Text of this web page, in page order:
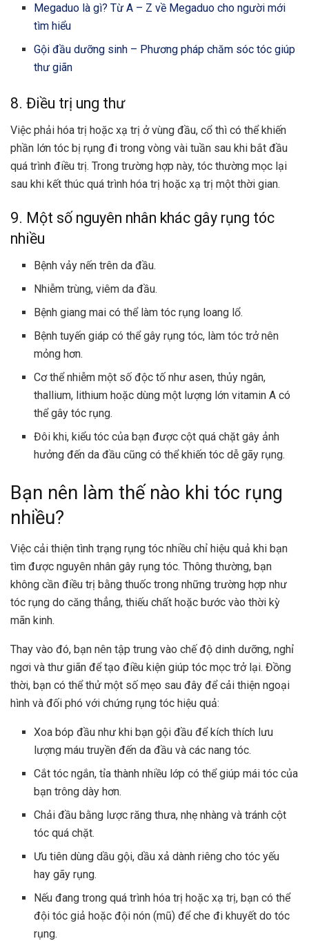
Megaduo là gì? Từ A – Z về Megaduo cho người mới
tìm hiểu
Gội đầu dưỡng sinh – Phương pháp chăm sóc tóc giúp
thư giãn
8. Điều trị ung thư
Việc phải hóa trị hoặc xạ trị ở vùng đầu, cổ thì có thể khiến
phần lớn tóc bị rụng đi trong vòng vài tuần sau khi bắt đầu
quá trình điều trị. Trong trường hợp này, tóc thường mọc lại
sau khi kết thúc quá trình hóa trị hoặc xạ trị một thời gian.
9. Một số nguyên nhân khác gây rụng tóc
nhiều
Bệnh vảy nến trên da đầu.
Nhiễm trùng, viêm da đầu.
Bệnhgiang mai có thể làm tóc rụng loang lổ.
Bệnh tuyến giáp có thể gây rụng tóc, làm tóc trở nên
mỏng hơn.
Cơ thể nhiễm một số độc tố như asen, thủy ngân,
thallium, lithium hoặc dùng một lượng lớn vitamin A có
thể gây tóc rụng.
Đôi khi, kiểu tóc của bạn được cột quá chặt gây ảnh
hưởng đến da đầu cũng có thể khiến tóc dễ gãy rụng.
Bạn nên làm thế nào khi tóc rụng
nhiều?
Việc cải thiện tình trạng rụng tóc nhiều chỉ hiệu quả khi bạn
tìm được nguyên nhân gây rụng tóc. Thông thường, bạn
không cần điều trị bằng thuốc trong những trường hợp như
tóc rụng do căng thẳng, thiếu chất hoặc bước vào thời kỳ
mãn kinh.
Thay vào đó, bạn nên tập trung vào chế độ dinh dưỡng, nghỉ
ngơi và thư giãn để tạo điều kiện giúp tóc mọc trở lại. Đồng
thời, bạn có thể thử một số mẹo sau đây để cải thiện ngoại
hình và đối phó với chứng rụng tóc hiệu quả:
Xoa bóp đầu như khi bạn gội đầu để kích thích lưu
lượng máu truyền đến da đầu và các nang tóc.
Cắt tóc ngắn, tỉa thành nhiều lớp có thể giúp mái tóc của
bạn trông dày hơn.
Chải đầu bằng lược răng thưa, nhẹ nhàng và tránh cột
tóc quá chặt.
Ưu tiên dùng dầu gội, dầu xả dành riêng cho tóc yếu
hay gãy rụng.
Nếu đang trong quá trìnhhóa trị hoặc xạ trị, bạn có thể
đội tóc giả hoặc đội nón (mũ) để che đi khuyết do tóc
rụng.